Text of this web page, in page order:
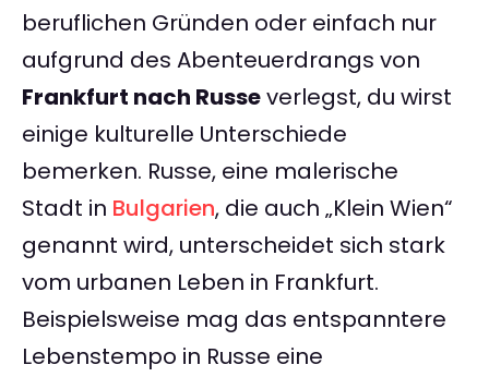
beruflichen Gründen oder einfach nur
aufgrund des Abenteuerdrangs von
Frankfurt nach Russeverlegst, du wirst
einige kulturelle Unterschiede
bemerken. Russe, eine malerische
Stadt in Bulgarien, die auch „Klein Wien“
genannt wird, unterscheidet sich stark
vom urbanen Leben in Frankfurt.
Beispielsweise mag das entspanntere
Lebenstempo in Russe eine